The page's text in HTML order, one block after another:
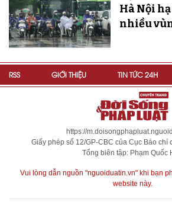
Hà Nội
nhiều
RSS GIỚI THIỆU TIN TỨC 24H
https://
Giấy phép số 12/GP-CBC của Cục Báo chí
Tổng biên tập: Phạm Quốc
Vui lòng dẫn nguồn "nguoiduatin.vn" khi bạn
website này.